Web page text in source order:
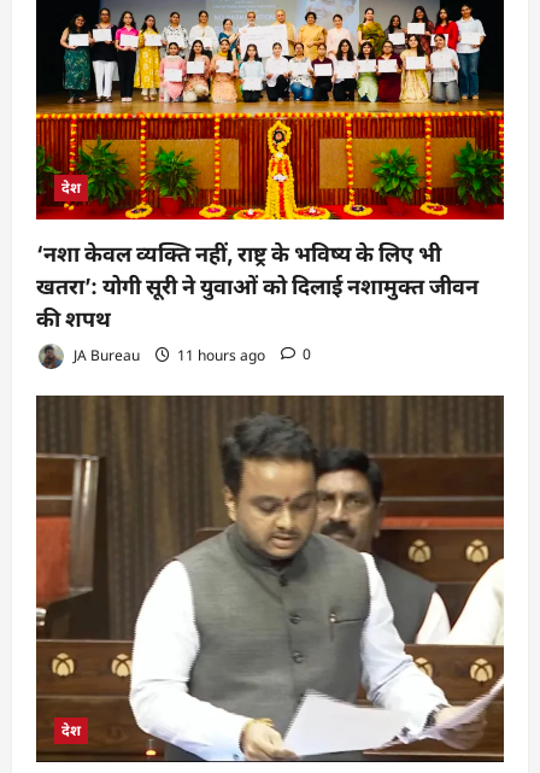
देश
‘नशा केवल व्यक्ति नहीं, राष्ट्र के भविष्य के लिए भी
खतरा’: योगी सूरी ने युवाओं को दिलाई नशामुक्त जीवन
की शपथ
JA Bureau 11 hours ago 0
देश